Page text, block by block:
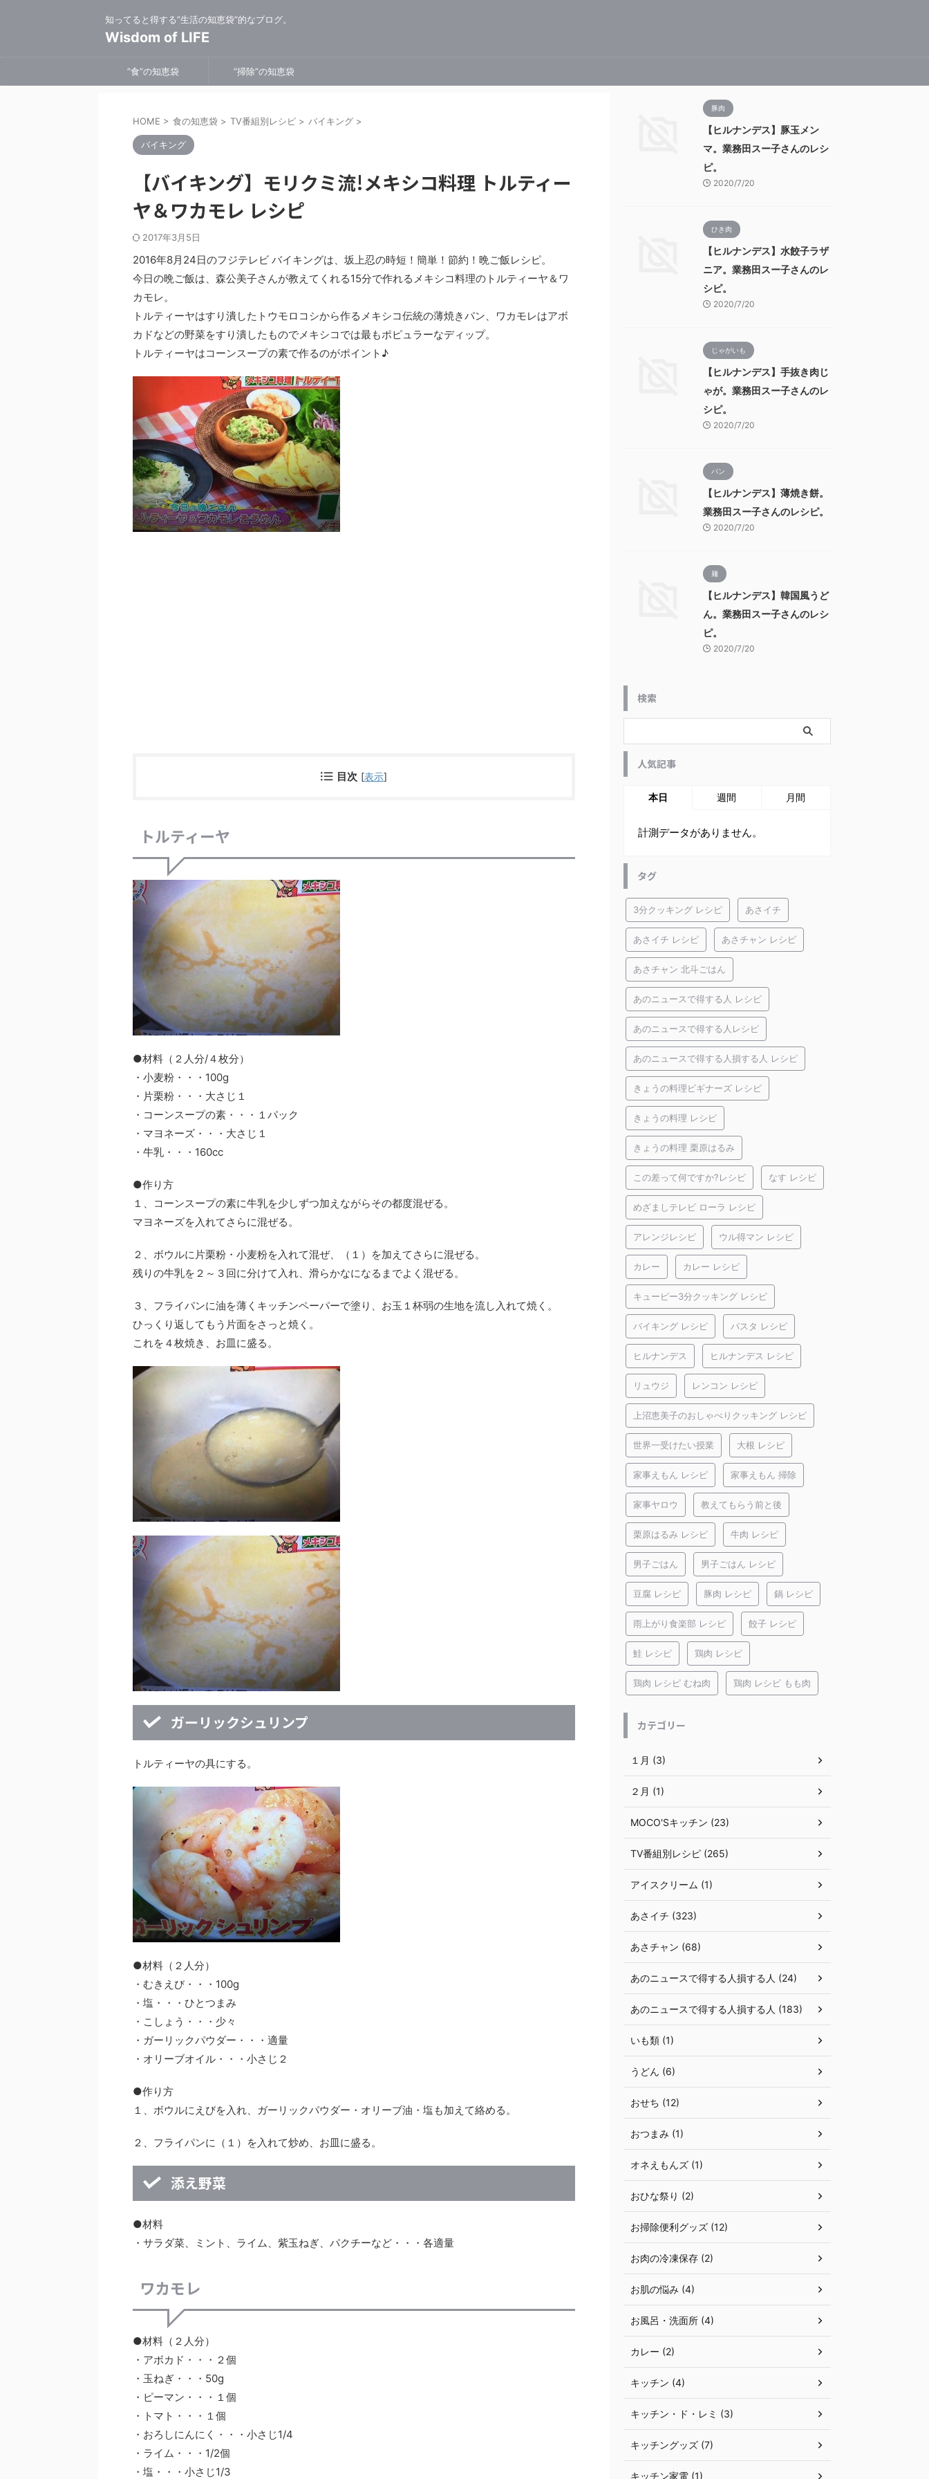
知ってると得する”生活の知恵袋”的なブログ。
Wisdom of LIFE
”食”の知恵袋 ”掃除”の知恵袋
HOME > 食の知恵袋 > TV番組別レシピ > バイキング >
バイキング
【バイキング】モリクミ流!メキシコ料理 トルティー
ヤ＆ワカモレ レシピ
2017年3月5日
2016年8月24日のフジテレビ バイキングは、坂上忍の時短！簡単！節約！晩ご飯レシピ。
今日の晩ご飯は、森公美子さんが教えてくれる15分で作れるメキシコ料理のトルティーヤ＆ワ
カモレ。
トルティーヤはすり潰したトウモロコシから作るメキシコ伝統の薄焼きパン、ワカモレはアボ
カドなどの野菜をすり潰したものでメキシコでは最もポピュラーなディップ。
トルティーヤはコーンスープの素で作るのがポイント♪
目次 [表示]
トルティーヤ
●材料（２人分/４枚分）
・小麦粉・・・100g
・片栗粉・・・大さじ１
・コーンスープの素・・・１パック
・マヨネーズ・・・大さじ１
・牛乳・・・160cc
●作り方
１、コーンスープの素に牛乳を少しずつ加えながらその都度混ぜる。
マヨネーズを入れてさらに混ぜる。
２、ボウルに片栗粉・小麦粉を入れて混ぜ、（１）を加えてさらに混ぜる。
残りの牛乳を２～３回に分けて入れ、滑らかなになるまでよく混ぜる。
３、フライパンに油を薄くキッチンペーパーで塗り、お玉１杯弱の生地を流し入れて焼く。
ひっくり返してもう片面をさっと焼く。
これを４枚焼き、お皿に盛る。
ガーリックシュリンプ
トルティーヤの具にする。
●材料（２人分）
・むきえび・・・100g
・塩・・・ひとつまみ
・こしょう・・・少々
・ガーリックパウダー・・・適量
・オリーブオイル・・・小さじ２
●作り方
１、ボウルにえびを入れ、ガーリックパウダー・オリーブ油・塩も加えて絡める。
２、フライパンに（１）を入れて炒め、お皿に盛る。
添え野菜
●材料
・サラダ菜、ミント、ライム、紫玉ねぎ、パクチーなど・・・各適量
ワカモレ
●材料（２人分）
・アボカド・・・２個
・玉ねぎ・・・50g
・ピーマン・・・１個
・トマト・・・１個
・おろしにんにく・・・小さじ1/4
・ライム・・・1/2個
・塩・・・小さじ1/3
豚肉
【ヒルナンデス】豚玉メン
マ。業務田スー子さんのレシ
ピ。
2020/7/20
ひき肉
【ヒルナンデス】水餃子ラザ
ニア。業務田スー子さんのレ
シピ。
2020/7/20
じゃがいも
【ヒルナンデス】手抜き肉じ
ゃが。業務田スー子さんのレ
シピ。
2020/7/20
パン
【ヒルナンデス】薄焼き餅。
業務田スー子さんのレシピ。
2020/7/20
麺
【ヒルナンデス】韓国風うど
ん。業務田スー子さんのレシ
ピ。
2020/7/20
検索
人気記事
本日 週間 月間
計測データがありません。
タグ
3分クッキング レシピ あさイチ
あさイチ レシピ あさチャン レシピ
あさチャン 北斗ごはん
あのニュースで得する人 レシピ
あのニュースで得する人レシピ
あのニュースで得する人損する人 レシピ
きょうの料理ビギナーズ レシピ
きょうの料理 レシピ
きょうの料理 栗原はるみ
この差って何ですか?レシピ なす レシピ
めざましテレビ ローラ レシピ
アレンジレシピ ウル得マン レシピ
カレー カレー レシピ
キューピー3分クッキング レシピ
バイキング レシピ パスタ レシピ
ヒルナンデス ヒルナンデス レシピ
リュウジ レンコン レシピ
上沼恵美子のおしゃべりクッキング レシピ
世界一受けたい授業 大根 レシピ
家事えもん レシピ 家事えもん 掃除
家事ヤロウ 教えてもらう前と後
栗原はるみ レシピ 牛肉 レシピ
男子ごはん 男子ごはん レシピ
豆腐 レシピ 豚肉 レシピ 鍋 レシピ
雨上がり食楽部 レシピ 餃子 レシピ
鮭 レシピ 鶏肉 レシピ
鶏肉 レシピ むね肉 鶏肉 レシピ もも肉
カテゴリー
１月 (3)
２月 (1)
MOCO'Sキッチン (23)
TV番組別レシピ (265)
アイスクリーム (1)
あさイチ (323)
あさチャン (68)
あのニュースで得する人損する人 (24)
あのニュースで得する人損する人 (183)
いも類 (1)
うどん (6)
おせち (12)
おつまみ (1)
オネえもんズ (1)
おひな祭り (2)
お掃除便利グッズ (12)
お肉の冷凍保存 (2)
お肌の悩み (4)
お風呂・洗面所 (4)
カレー (2)
キッチン (4)
キッチン・ド・レミ (3)
キッチングッズ (7)
キッチン家電 (1)